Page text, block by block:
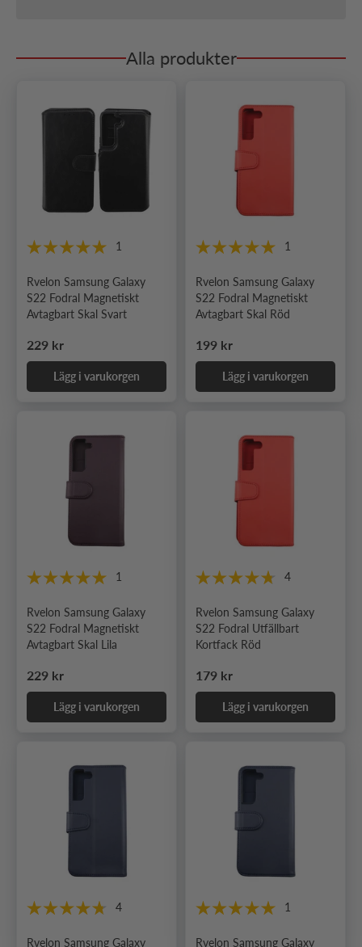
Alla produkter
1
Rvelon Samsung Galaxy
S22 Fodral Magnetiskt
Avtagbart Skal Svart
Ordinarie pris
229 kr
Lägg i varukorgen
1
Rvelon Samsung Galaxy
S22 Fodral Magnetiskt
Avtagbart Skal Röd
Ordinarie pris
199 kr
Lägg i varukorgen
1
Rvelon Samsung Galaxy
S22 Fodral Magnetiskt
Avtagbart Skal Lila
Ordinarie pris
229 kr
Lägg i varukorgen
4
Rvelon Samsung Galaxy
S22 Fodral Utfällbart
Kortfack Röd
Ordinarie pris
179 kr
Lägg i varukorgen
4
Rvelon Samsung Galaxy
1
Rvelon Samsung Galaxy